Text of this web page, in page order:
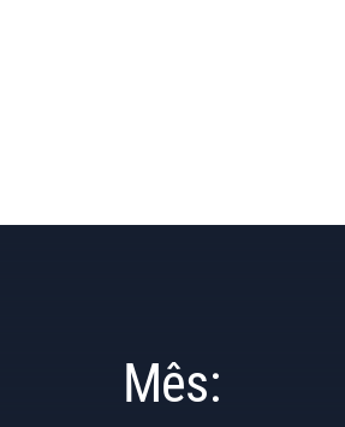
Mês: